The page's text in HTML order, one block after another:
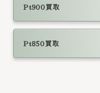
Pt900買取
Pt850買取